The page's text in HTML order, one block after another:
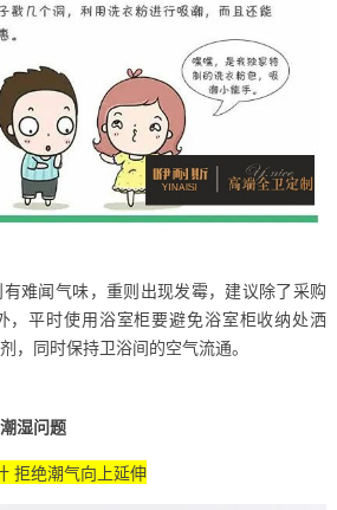
闻气味，重则出现发霉，建议除了采购
，平时使用浴室柜要避免浴室柜收纳处洒
，同时保持卫浴间的空气流通。
湿问题
拒绝潮气向上延伸